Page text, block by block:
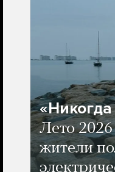
Лето
жители